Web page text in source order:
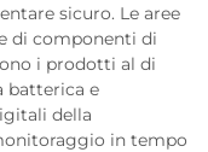
sicuro. Le aree
di componenti di
i prodotti al di
batterica e
della
in tempo